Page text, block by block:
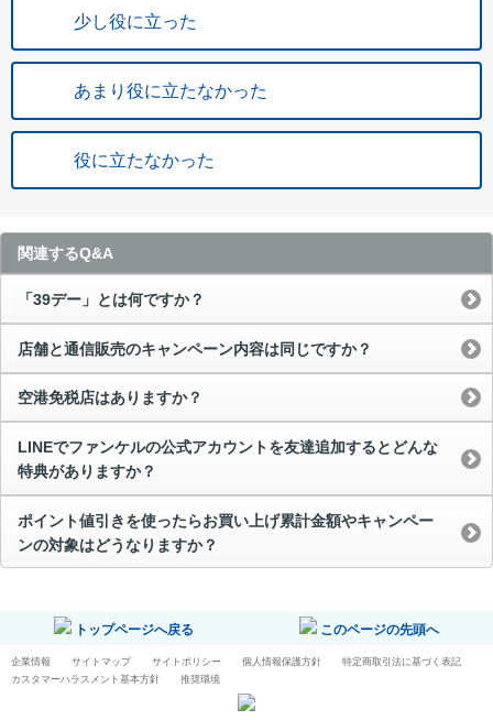
少し役に立った
あまり役に立たなかった
役に立たなかった
関連するQ&A
「39デー」とは何ですか？
店舗と通信販売のキャンペーン内容は同じですか？
空港免税店はありますか？
LINEでファンケルの公式アカウントを友達追加するとどんな
特典がありますか？
ポイント値引きを使ったらお買い上げ累計金額やキャンペー
ンの対象はどうなりますか？
トップページへ戻る このページの先頭へ
企業情報 サイトマップ サイトポリシー 個人情報保護方針
特定商取引法に基づく表記
カスタマーハラスメント基本方針
推奨環境